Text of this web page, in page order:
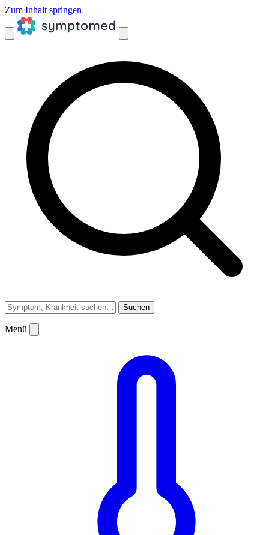
Zum Inhalt springen
Suchen
Menü